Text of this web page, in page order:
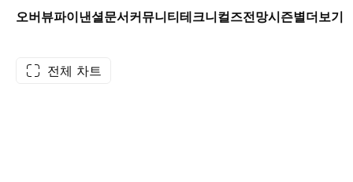
오버뷰파이낸셜문서커뮤니티테크니컬즈전망시즌별더보기
전체 차트